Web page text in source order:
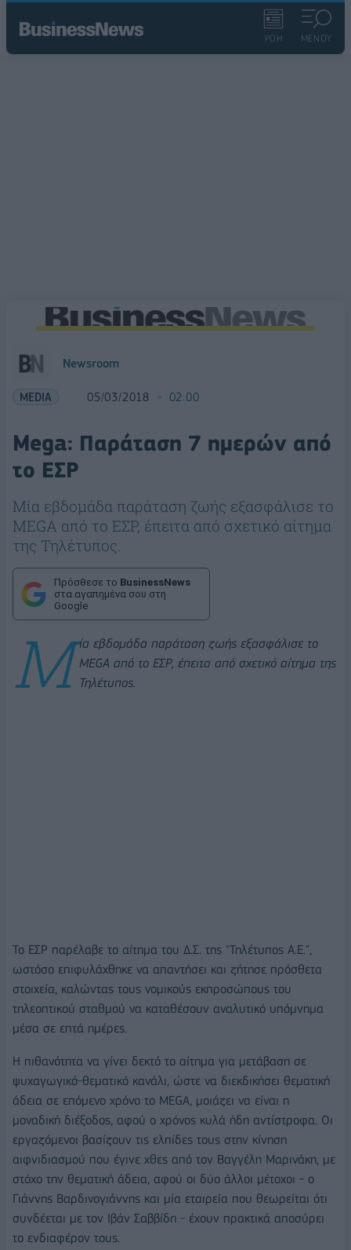
ΡΟΗ ΜΕΝΟΥ
Newsroom
MEDIA 05/03/2018 02:00
Mega: Παράταση 7 ημερών από
το ΕΣΡ
Μία εβδομάδα παράταση ζωής εξασφάλισε το
MEGA από το ΕΣΡ, έπειτα από σχετικό αίτημα
της Τηλέτυπος.
Πρόσθεσε το BusinessNews
στα αγαπημένα σου στη
Google
Μ ία εβδομάδα παράταση ζωής εξασφάλισε το
MEGA από το ΕΣΡ, έπειτα από σχετικό αίτημα της
Τηλέτυπος.
Το ΕΣΡ παρέλαβε το αίτημα του Δ.Σ. της "Τηλέτυπος Α.Ε.",
ωστόσο επιφυλάχθηκε να απαντήσει και ζήτησε πρόσθετα
στοιχεία, καλώντας τους νομικούς εκπροσώπους του
τηλεοπτικού σταθμού να καταθέσουν αναλυτικό υπόμνημα
μέσα σε επτά ημέρες.
Η πιθανότητα να γίνει δεκτό το αίτημα για μετάβαση σε
ψυχαγωγικό-θεματικό κανάλι, ώστε να διεκδικήσει θεματική
άδεια σε επόμενο χρόνο το MEGA, μοιάζει να είναι η
μοναδική διέξοδος, αφού ο χρόνος κυλά ήδη αντίστροφα. Οι
εργαζόμενοι βασίζουν τις ελπίδες τους στην κίνηση
αιφνιδιασμού που έγινε χθες από τον Βαγγέλη Μαρινάκη, με
στόχο την θεματική άδεια, αφού οι δύο άλλοι μέτοχοι - ο
Γιάννης Βαρδινογιάννης και μία εταιρεία που θεωρείται ότι
συνδέεται με τον Ιβάν Σαββίδη - έχουν πρακτικά αποσύρει
το ενδιαφέρον τους.